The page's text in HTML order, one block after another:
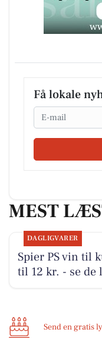
Få lokale
Email
MEST
DAGLIGVARER
Spier PS vin til
til 12 kr. - se
Send en gratis